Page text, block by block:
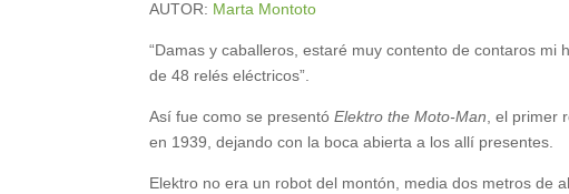
AUTOR: Marta Montoto
“Damas y caballeros, estaré muy contento de contaros
de 48 relés eléctricos”.
Así fue como se presentóElektro the Moto-Man, el primer
en 1939, dejando con la boca abierta a los allí presentes.
Elektro no era un robot del montón, media dos metros de